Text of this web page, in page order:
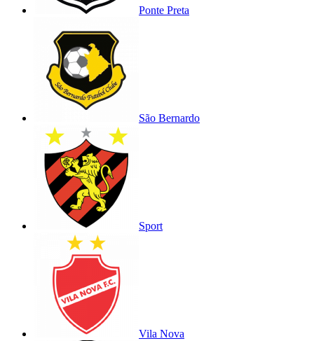
Ponte Preta
São Bernardo
Sport
Vila Nova